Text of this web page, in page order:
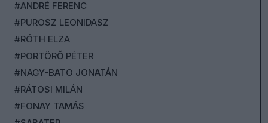
#ANDRÉ FERENC
#PUROSZ LEONIDASZ
#RÓTH ELZA
#PORTÖRŐ PÉTER
#NAGY-BATO JONATÁN
#RÁTOSI MILÁN
#FONAY TAMÁS